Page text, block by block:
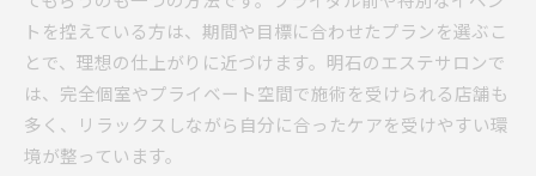
痩身エステで理想のボディラインへ
複数メニューが受けられるエステサロン
明石エステのコスパ重視ポイント解説
体験コースで比較する効果の違い
脱毛や美肌ケアで自信を持つ方法
トを控えている方は、期間や目標に合わせたプランを選ぶこ
とで、理想の仕上がりに近づけます。明石のエステサロンで
は、完全個室やプライベート空間で施術を受けられる店舗も
多く、リラックスしながら自分に合ったケアを受けやすい環
境が整っています。